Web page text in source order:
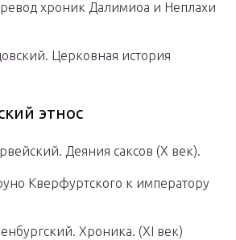
хроник Далимиоа и Неплахи
Церковная история
этнос
Деяния саксов (Х век).
Кверфуртского к императору
Хроника. (XI век)